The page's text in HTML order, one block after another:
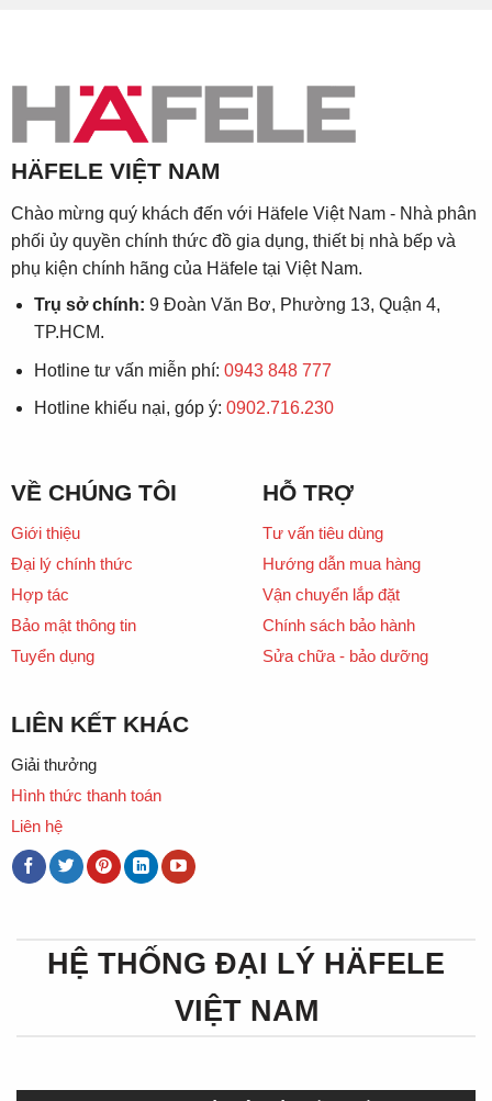
HÄFELE VIỆT NAM
Chào mừng quý khách đến với Häfele Việt Nam - Nhà phân
phối ủy quyền chính thức đồ gia dụng, thiết bị nhà bếp và
phụ kiện chính hãng của Häfele tại Việt Nam.
Trụ sở chính: 9 Đoàn Văn Bơ, Phường 13, Quận 4,
TP.HCM.
Hotline tư vấn miễn phí: 0943 848 777
Hotline khiếu nại, góp ý: 0902.716.230
VỀ CHÚNG TÔI
Giới thiệu
Đại lý chính thức
Hợp tác
Bảo mật thông tin
Tuyển dụng
HỖ TRỢ
Tư vấn tiêu dùng
Hướng dẫn mua hàng
Vận chuyển lắp đặt
Chính sách bảo hành
Sửa chữa - bảo dưỡng
LIÊN KẾT KHÁC
Giải thưởng
Hình thức thanh toán
Liên hệ
HỆ THỐNG ĐẠI LÝ HÄFELE
VIỆT NAM